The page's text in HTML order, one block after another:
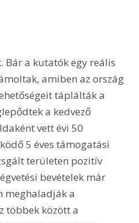
a kutatók egy reális
amiben az ország
táplálták a
a kedvező
vett évi 50
5 éves támogatási
területen pozitív
bevételek már
meghaladják a
többek között a